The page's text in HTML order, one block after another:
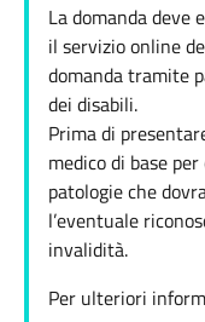
La domanda deve
il servizio online
domanda tramite
dei disabili.
Prima di
medico di base
patologie che
l’eventuale
invalidità.
Per ulteriori